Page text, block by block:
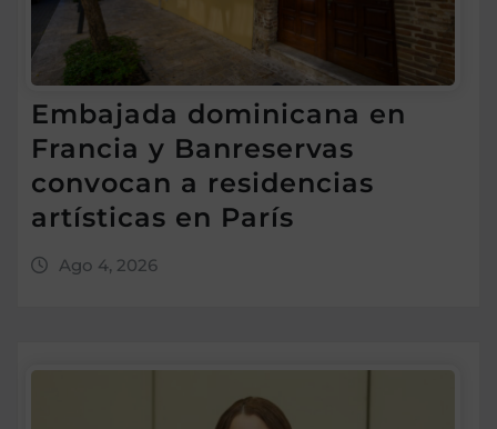
Embajada dominicana en
Francia y Banreservas
convocan a residencias
artísticas en París
Ago 4, 2026